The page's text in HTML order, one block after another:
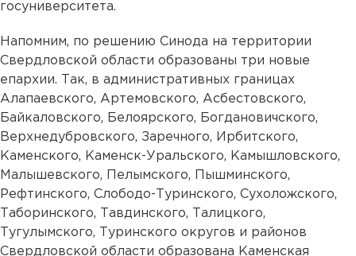
госуниверситета.
Напомним, по решению Синода на территории
Свердловской области образованы три новые
епархии. Так, в административных границах
Алапаевского, Артемовского, Асбестовского,
Байкаловского, Белоярского, Богдановичского,
Верхнедубровского, Заречного, Ирбитского,
Каменского, Каменск-Уральского, Камышловского,
Малышевского, Пелымского, Пышминского,
Рефтинского, Слободо-Туринского, Сухоложского,
Таборинского, Тавдинского, Талицкого,
Тугулымского, Туринского округов и районов
Свердловской области образована Каменская